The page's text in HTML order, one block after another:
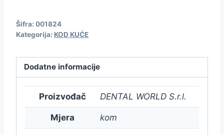
Šifra: 001824
Kategorija: KOD KUĆE
Dodatne informacije
Proizvođač DENTAL WORLD S.r.l.
Mjera kom